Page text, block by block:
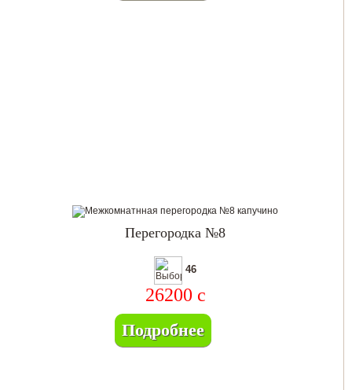
Перегородка №8
46
26200 c
Подробнее